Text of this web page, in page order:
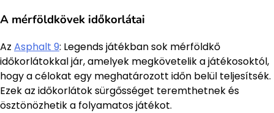
A mérföldkövek időkorlátai
Az Asphalt 9: Legends játékban sok mérföldkő
időkorlátokkal jár, amelyek megkövetelik a játékosoktól,
hogy a célokat egy meghatározott időn belül teljesítsék.
Ezek az időkorlátok sürgősséget teremthetnek és
ösztönözhetik a folyamatos játékot.